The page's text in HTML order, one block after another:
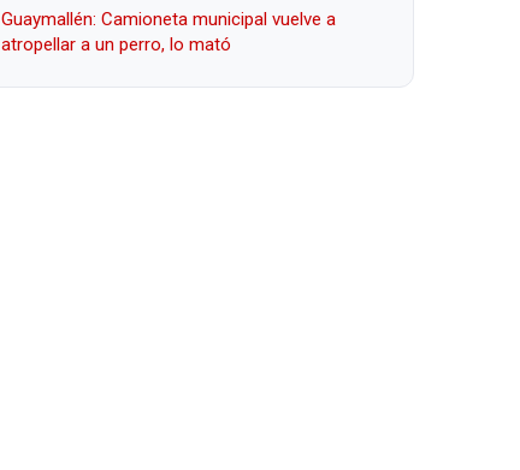
Guaymallén: Camioneta municipal vuelve a
atropellar a un perro, lo mató